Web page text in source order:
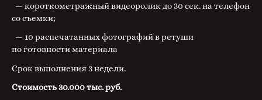
— короткометражный видеоролик до 30 сек. на телефон
со съемки;
— 10 распечатанных фотографий в ретуши
по готовности материала
Срок выполнения 3 недели.
Стоимость 30.000 тыс. руб.